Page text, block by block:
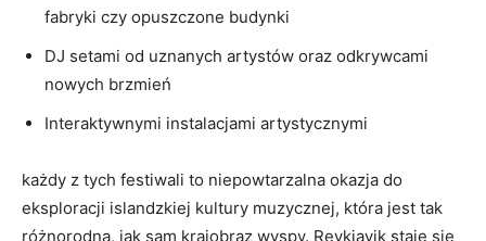
fabryki czy opuszczone budynki
DJ setami​ od uznanych artystów oraz odkrywcami
nowych brzmień
Interaktywnymi instalacjami artystycznymi
każdy z tych festiwali to niepowtarzalna okazja do
eksploracji islandzkiej kultury muzycznej, która ⁢jest tak
różnorodna, ⁣jak sam krajobraz wyspy. Reykjavik‌ staje się